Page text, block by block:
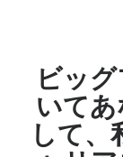
ビッ
いて
して、